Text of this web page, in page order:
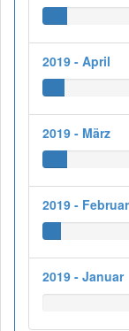
2019 - April
2019 - März
2019 - Februar
2019 - Januar